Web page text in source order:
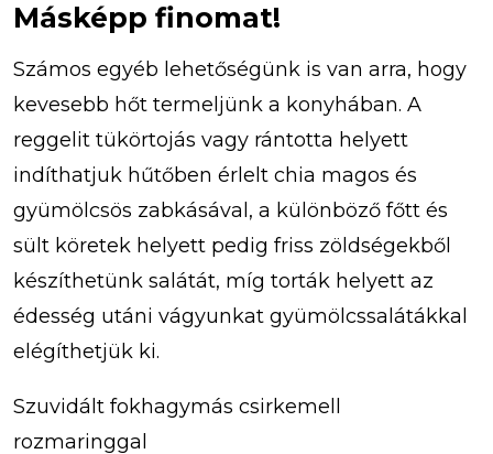
Másképp finomat!
Számos egyéb lehetőségünk is van arra, hogy
kevesebb hőt termeljünk a konyhában. A
reggelit tükörtojás vagy rántotta helyett
indíthatjuk hűtőben érlelt chia magos és
gyümölcsös zabkásával, a különböző főtt és
sült köretek helyett pedig friss zöldségekből
készíthetünk salátát, míg torták helyett az
édesség utáni vágyunkat gyümölcssalátákkal
elégíthetjük ki.
Szuvidált fokhagymás csirkemell
rozmaringgal